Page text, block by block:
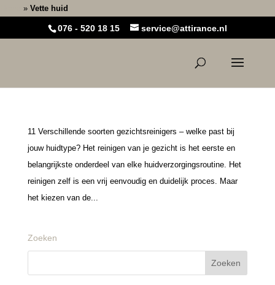
» Vette huid
076 - 520 18 15 service@attirance.nl
11 Verschillende soorten gezichtsreinigers – welke past bij
jouw huidtype? Het reinigen van je gezicht is het eerste en
belangrijkste onderdeel van elke huidverzorgingsroutine. Het
reinigen zelf is een vrij eenvoudig en duidelijk proces. Maar
het kiezen van de...
Zoeken